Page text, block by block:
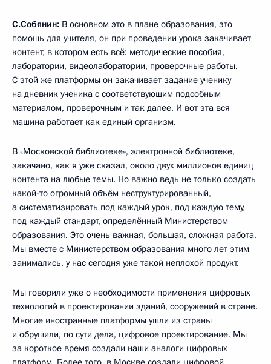
С.Собянин: В основном это в плане образования, это
помощь для учителя, он при проведении урока закачивает
контент, в котором есть всё: методические пособия,
лаборатории, видеолаборатории, проверочные работы.
С этой же платформы он закачивает задание ученику
на дневник ученика с соответствующим подсобным
материалом, проверочным и так далее. И вот эта вся
машина работает как единый организм.
В «Московской библиотеке», электронной библиотеке,
закачано, как я уже сказал, около двух миллионов единиц
контента на любые темы. Но важно ведь не только создать
какой-то огромный объём неструктурированный,
а систематизировать под каждый урок, под каждую тему,
под каждый стандарт, определённый Министерством
образования. Это очень важная, большая, сложная работа.
Мы вместе с Министерством образования много лет этим
занимались, у нас сегодня уже такой неплохой продукт.
Мы говорили уже о необходимости применения цифровых
технологий в проектировании зданий, сооружений в стране.
Многие иностранные платформы ушли из страны
и обрушили, по сути дела, цифровое проектирование. Мы
за короткое время создали наши аналоги цифровых